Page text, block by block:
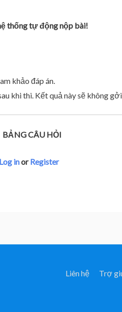
thống tự động nộp bài!
khảo đáp án.
khi thi. Kết quả này sẽ không gởi
BẢNG CÂU HỎI
Log inorRegister
Liên hệ Trợ